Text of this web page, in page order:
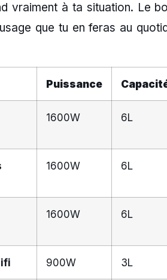
vraiment à ta situation. Le
que tu en feras au
Puissance
1600W 6L
1600W 6L
1600W 6L
900W 3L